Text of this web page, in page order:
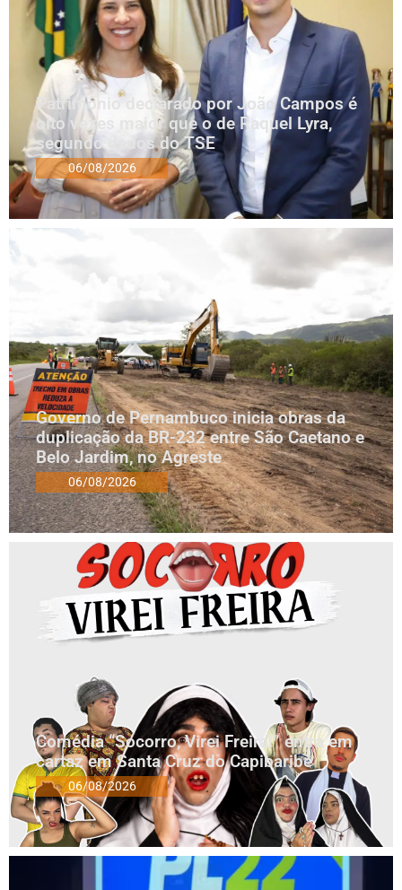
Patrimônio declarado por João Campos é
oito vezes maior que o de Raquel Lyra,
segundo dados do TSE
06/08/2026
Governo de Pernambuco inicia obras da
duplicação da BR-232 entre São Caetano e
Belo Jardim, no Agreste
06/08/2026
Comédia “Socorro, Virei Freira!” entra em
cartaz em Santa Cruz do Capibaribe
06/08/2026